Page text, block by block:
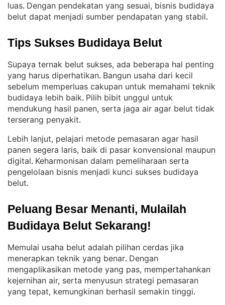
luas. Dengan pendekatan yang sesuai, bisnis budidaya
belut dapat menjadi sumber pendapatan yang stabil.
Tips Sukses Budidaya Belut
Supaya ternak belut sukses, ada beberapa hal penting
yang harus diperhatikan. Bangun usaha dari kecil
sebelum memperluas cakupan untuk memahami teknik
budidaya lebih baik. Pilih bibit unggul untuk
mendukung hasil panen, serta jaga air agar belut tidak
terserang penyakit.
Lebih lanjut, pelajari metode pemasaran agar hasil
panen segera laris, baik di pasar konvensional maupun
digital. Keharmonisan dalam pemeliharaan serta
pengelolaan bisnis menjadi kunci sukses budidaya
belut.
Peluang Besar Menanti, Mulailah
Budidaya Belut Sekarang!
Memulai usaha belut adalah pilihan cerdas jika
menerapkan teknik yang benar. Dengan
mengaplikasikan metode yang pas, mempertahankan
kejernihan air, serta menyusun strategi pemasaran
yang tepat, kemungkinan berhasil semakin tinggi.